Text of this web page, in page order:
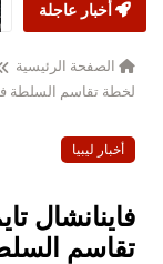
أخبار عاجلة
الصفحة الرئيسية
لخطة تقاسم السلطة
أخبار ليبيا
فاينانشال
تقاسم